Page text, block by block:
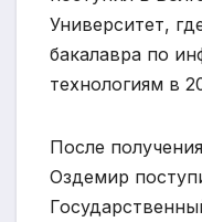
Университет,
бакалавра по
технологиям в
После
Оздемир